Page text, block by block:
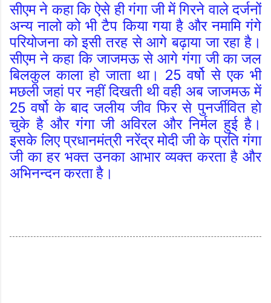
सीएम ने कहा कि ऐसे ही गंगा जी में गिरने वाले दर्जनों
अन्य नालो को भी टैप किया गया है और नमामि गंगे
परियोजना को इसी तरह से आगे बढ़ाया जा रहा है।
सीएम ने कहा कि जाजमऊ से आगे गंगा जी का जल
बिलकुल काला हो जाता था। 25 वर्षो से एक भी
मछली जहां पर नहीं दिखती थी वही अब जाजमऊ में
25 वर्षो के बाद जलीय जीव फिर से पुनर्जीवित हो
चुके है और गंगा जी अविरल और निर्मल हुई है।
इसके लिए प्रधानमंत्री नरेंद्र मोदी जी के प्रति गंगा
जी का हर भक्त उनका आभार व्यक्त करता है और
अभिनन्दन करता है।